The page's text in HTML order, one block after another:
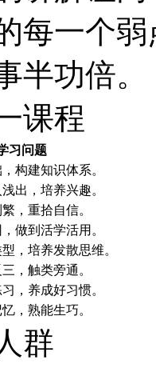
每一个
半功倍。
课程
习问题
构建知识体系。
出，培养兴趣。
，重拾自信。
做到活学活用。
，培养发散思维。
，触类旁通。
，养成好习惯。
，熟能生巧。
群